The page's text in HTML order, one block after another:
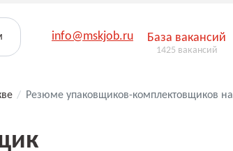
info@mskjob.ru База вакансий
1425 вакансий
/ Резюме упаковщиков-комплектовщиков